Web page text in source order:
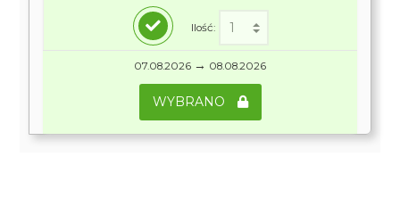
Ilość:
07.08.2026 → 08.08.2026
WYBRANO